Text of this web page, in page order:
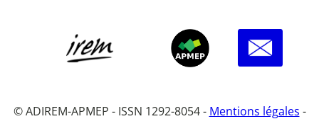
© ADIREM-APMEP - ISSN 1292-8054 - Mentions légales -